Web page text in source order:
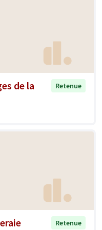
de la
Retenue
Retenue